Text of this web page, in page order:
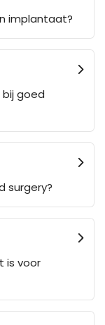
implantaat?
goed
surgery?
is voor